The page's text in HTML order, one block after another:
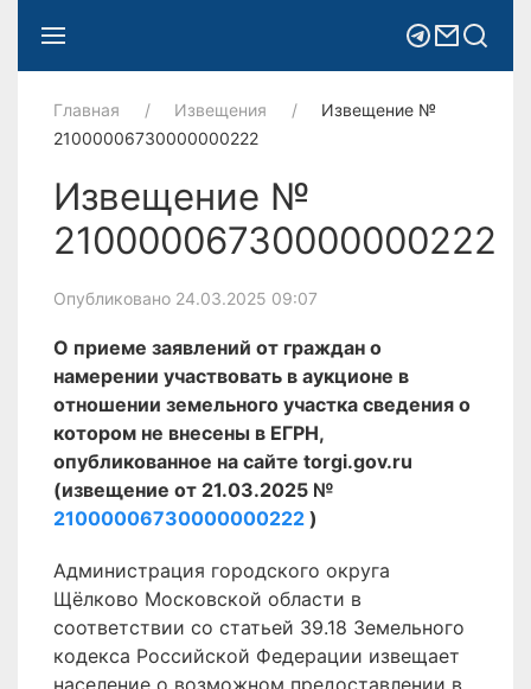
Главная Извещения
Извещение №
21000006730000000222
Извещение №
21000006730000000222
Опубликовано 24.03.2025 09:07
О приеме заявлений от граждан о
намерении участвовать в аукционе в
отношении земельного участка сведения о
котором не внесены в ЕГРН,
опубликованное на сайте torgi.gov.ru
(извещение от 21.03.2025 №
21000006730000000222 )
Администрация городского округа
Щёлково Московской области в
соответствии со статьей 39.18 Земельного
кодекса Российской Федерации извещает
население о возможном предоставлении в